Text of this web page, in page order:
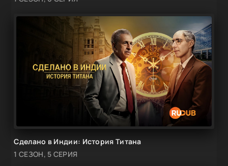
Сделано в Индии: История Титана
1 СЕЗОН, 5 СЕРИЯ